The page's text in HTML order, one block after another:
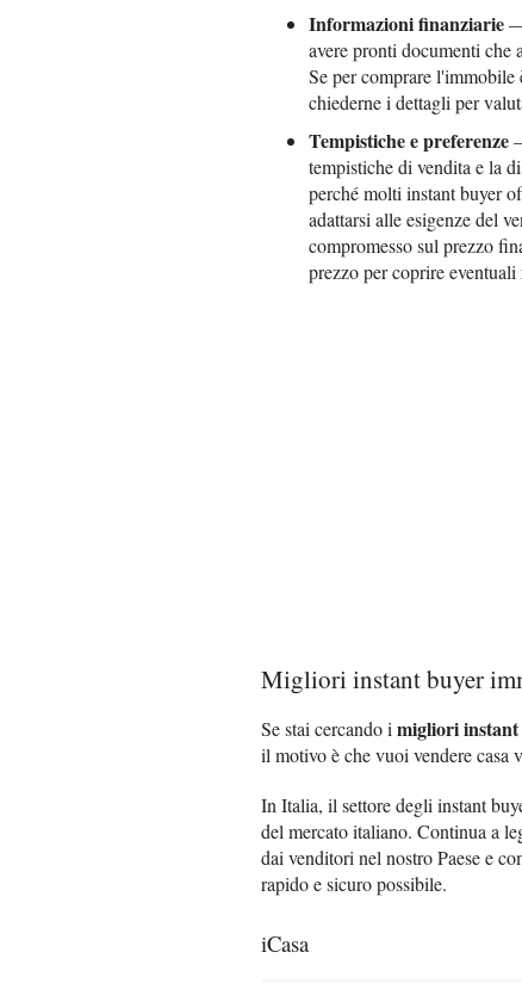
Informazioni finanziarie
avere pronti documenti che
Se per comprare l'immobile
chiederne i dettagli per
Tempistiche e preferenze
tempistiche di vendita e la
perché molti instant buyer
adattarsi alle esigenze del
compromesso sul prezzo
prezzo per coprire
Migliori instant buyer
Se stai cercando imigliori
il motivo è che vuoi vendere casa
In Italia, il settore degli instant
del mercato italiano. Continua a
dai venditori nel nostro Paese e
rapido e sicuro possibile.
iCasa